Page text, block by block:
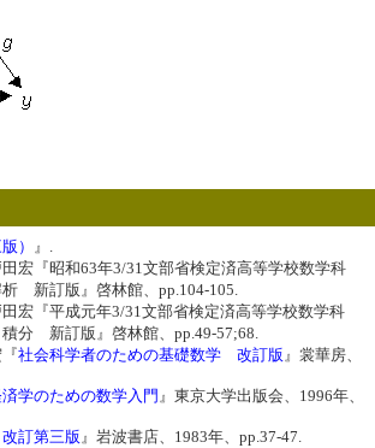
） 』.
宏『昭和63年3/31文部省検定済高等学校数学科
新訂版』啓林館、pp.104-105.
宏『平成元年3/31文部省検定済高等学校数学科
分 新訂版』啓林館、pp.49-57;68.
社会科学者のための基礎数学 改訂版』裳華房、
学のための数学入門 』東京大学出版会、1996年、
訂第三版』岩波書店、1983年、pp.37-47.